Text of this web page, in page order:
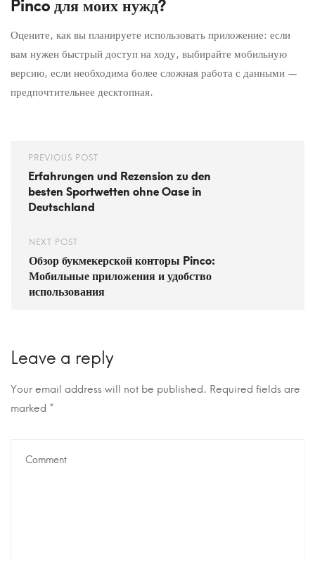
Pinco для моих нужд?
Оцените, как вы планируете использовать приложение: если
вам нужен быстрый доступ на ходу, выбирайте мобильную
версию, если необходима более сложная работа с данными —
предпочтительнее десктопная.
PREVIOUS POST
Erfahrungen und Rezension zu den
besten Sportwetten ohne Oase in
Deutschland
NEXT POST
Обзор букмекерской конторы Pinco:
Мобильные приложения и удобство
использования
Leave a reply
Your email address will not be published. Required fields are
marked *